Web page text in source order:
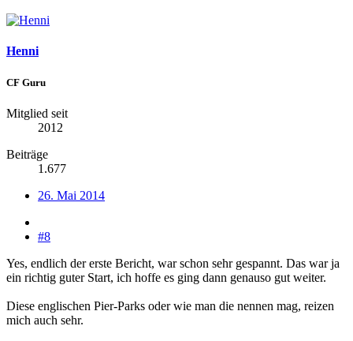
Henni
CF Guru
Mitglied seit
2012
Beiträge
1.677
26. Mai 2014
#8
Yes, endlich der erste Bericht, war schon sehr gespannt. Das war ja
ein richtig guter Start, ich hoffe es ging dann genauso gut weiter.
Diese englischen Pier-Parks oder wie man die nennen mag, reizen
mich auch sehr.